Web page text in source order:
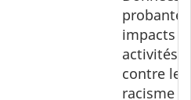
impacts
activités
contre le
racisme